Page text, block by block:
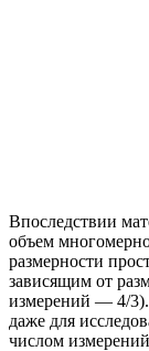
Впоследствии
объем
размерности
зависящим от
измерений — 4/
даже для
числом